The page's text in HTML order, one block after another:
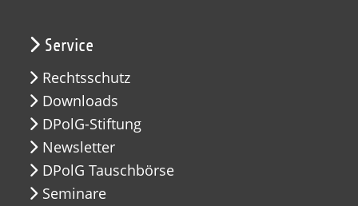
Service
Rechtsschutz
Downloads
DPolG-Stiftung
Newsletter
DPolG Tauschbörse
Seminare